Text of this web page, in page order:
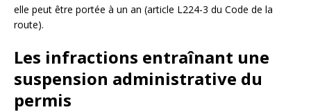
elle peut être portée à un an (article L224-3 du Code de la
route).
Les infractions entraînant une
suspension administrative du
permis